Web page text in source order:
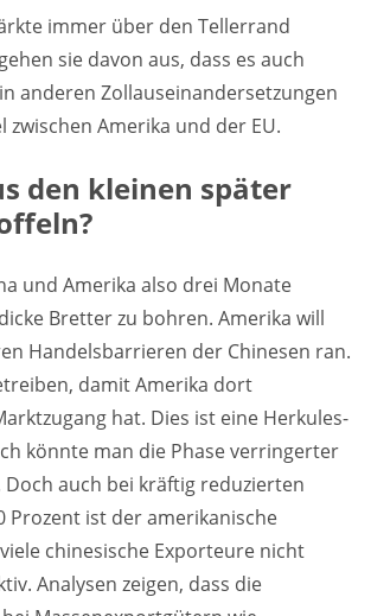
immer über den Tellerrand
sie davon aus, dass es auch
anderen Zollauseinandersetzungen
zwischen Amerika und der EU.
den kleinen später
und Amerika also drei Monate
Bretter zu bohren. Amerika will
Handelsbarrieren der Chinesen ran.
damit Amerika dort
hat. Dies ist eine Herkules-
könnte man die Phase verringerter
auch bei kräftig reduzierten
Prozent ist der amerikanische
chinesische Exporteure nicht
Analysen zeigen, dass die